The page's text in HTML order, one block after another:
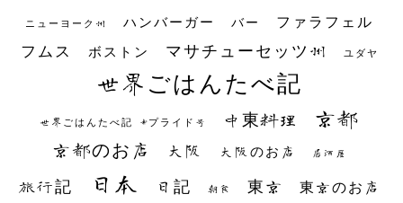
ニューヨーク州 ハンバーガー バー ファラフェル
フムス ボストン マサチューセッツ州 ユダヤ
世界ごはんたべ記
世界ごはんたべ記 #プライド号 中東料理 京都
京都のお店 大阪 大阪のお店 居酒屋
旅行記 日本 日記 朝食 東京 東京のお店